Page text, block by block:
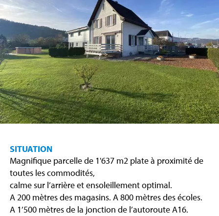
SITUATION
Magnifique parcelle de 1'637 m2 plate à proximité de
toutes les commodités,
calme sur l’arrière et ensoleillement optimal.
A 200 mètres des magasins. A 800 mètres des écoles.
A 1’500 mètres de la jonction de l’autoroute A16.